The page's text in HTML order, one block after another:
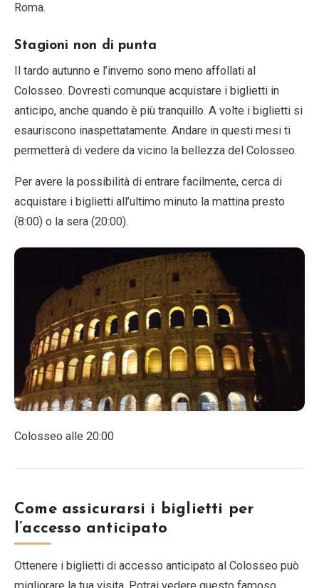
Roma.
Stagioni non di punta
Il tardo autunno e l’inverno sono meno affollati al
Colosseo. Dovresti comunque acquistare i biglietti in
anticipo, anche quando è più tranquillo. A volte i biglietti si
esauriscono inaspettatamente. Andare in questi mesi ti
permetterà di vedere da vicino la bellezza del Colosseo.
Per avere la possibilità di entrare facilmente, cerca di
acquistare i biglietti all’ultimo minuto la mattina presto
(8:00) o la sera (20:00).
Colosseo alle 20:00
Come assicurarsi i biglietti per
l’accesso anticipato
Ottenere i biglietti di accesso anticipato al Colosseo può
migliorare la tua visita. Potrai vedere questo famoso